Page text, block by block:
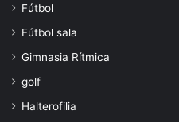
Fútbol
Fútbol sala
Gimnasia Rítmica
golf
Halterofilia